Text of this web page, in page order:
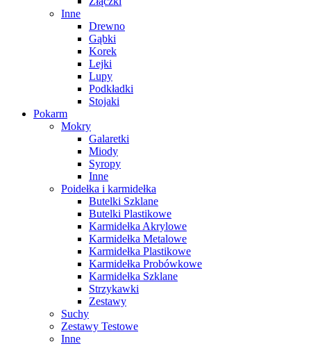
Inne
Drewno
Gąbki
Korek
Lejki
Lupy
Podkładki
Stojaki
Pokarm
Mokry
Galaretki
Miody
Syropy
Inne
Poidełka i karmidełka
Butelki Szklane
Butelki Plastikowe
Karmidełka Akrylowe
Karmidełka Metalowe
Karmidełka Plastikowe
Karmidełka Probówkowe
Karmidełka Szklane
Strzykawki
Zestawy
Suchy
Zestawy Testowe
Inne